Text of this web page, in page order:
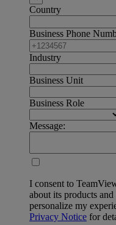
Country
Business Phone
Industry
Business Unit
Business Role
Message:
I consent to
about its products
personalize my
Privacy Notice for